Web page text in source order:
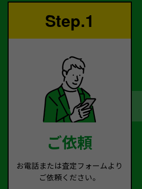
Step.1
ご依頼
お電話または査定フォームより
ご依頼ください。